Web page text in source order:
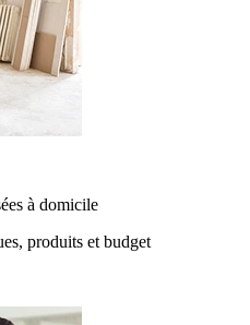
à domicile
produits et budget